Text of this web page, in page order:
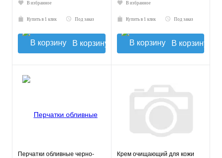
В избранное
Купить в 1 клик Под заказ
В корзину
В избранное
Купить в 1 клик Под заказ
В корзину
Перчатки обливные черно-
Крем очищающий для кожи